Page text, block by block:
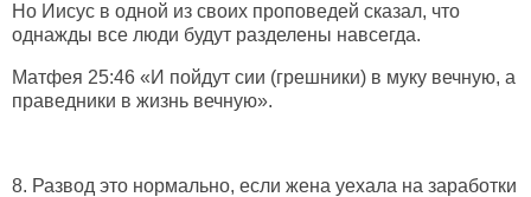
Но Иисус в одной из своих проповедей сказал, что
однажды все люди будут разделены навсегда.
Матфея 25:46 «И пойдут сии (грешники) в муку вечную, а
праведники в жизнь вечную».
8. Развод это нормально, если жена уехала на заработки